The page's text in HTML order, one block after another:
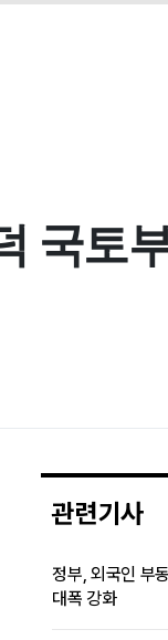
국토
관련기사
정부, 외국인 부
대폭 강화